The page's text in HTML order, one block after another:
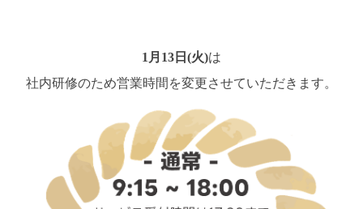
1月13日(火)は
社内研修のため営業時間を変更させていただきます。